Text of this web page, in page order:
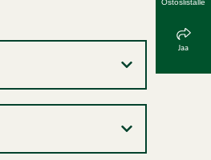
Jaa